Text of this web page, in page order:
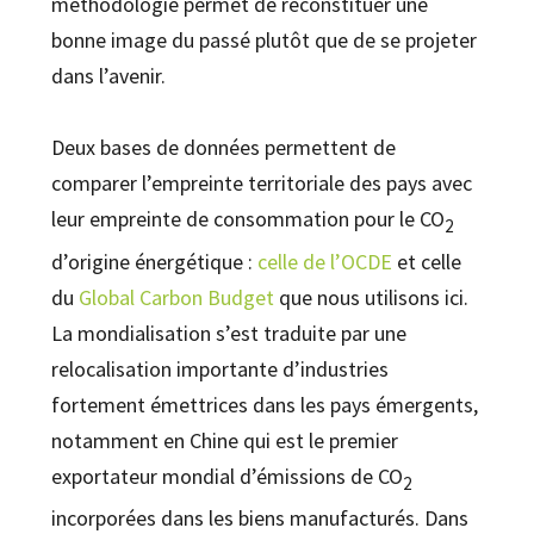
bonne image du passé plutôt que de se projeter
dans l’avenir.
Deux bases de données permettent de
comparer l’empreinte territoriale des pays avec
leur empreinte de consommation pour le CO2
d’origine énergétique : celle de l’OCDE et celle
du Global Carbon Budgetque nous utilisons ici.
La mondialisation s’est traduite par une
relocalisation importante d’industries
fortement émettrices dans les pays émergents,
notamment en Chine qui est le premier
exportateur mondial d’émissions de CO2
incorporées dans les biens manufacturés. Dans